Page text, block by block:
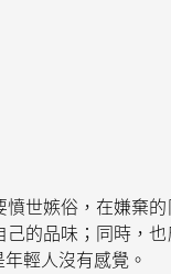
世嫉俗，在嫌棄
的品味；同時，
輕人沒有感覺。